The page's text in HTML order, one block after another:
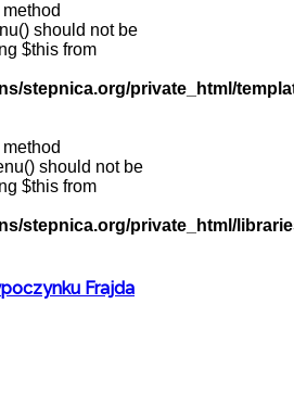
should not be
$this from
stepnica.org/private_html/
should not be
$this from
stepnica.org/private_html/
Frajda